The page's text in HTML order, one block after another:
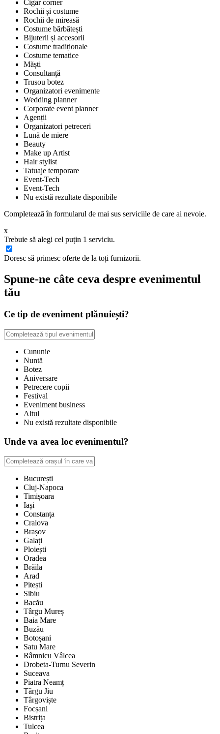
Cigar corner
Rochii și costume
Rochii de mireasă
Costume bărbătești
Bijuterii și accesorii
Costume tradiționale
Costume tematice
Măști
Consultanță
Trusou botez
Organizatori evenimente
Wedding planner
Corporate event planner
Agenții
Organizatori petreceri
Lună de miere
Beauty
Make up Artist
Hair stylist
Tatuaje temporare
Event-Tech
Event-Tech
Nu există rezultate disponibile
Completează în formularul de mai sus serviciile de care ai nevoie.
x
Trebuie să alegi cel puțin 1 serviciu.
Doresc să primesc oferte de la toți furnizorii.
Spune-ne câte ceva despre evenimentul
tău
Ce tip de eveniment plănuiești?
Cununie
Nuntă
Botez
Aniversare
Petrecere copii
Festival
Eveniment business
Altul
Nu există rezultate disponibile
Unde va avea loc evenimentul?
București
Cluj-Napoca
Timișoara
Iași
Constanța
Craiova
Brașov
Galați
Ploiești
Oradea
Brăila
Arad
Pitești
Sibiu
Bacău
Târgu Mureș
Baia Mare
Buzău
Botoșani
Satu Mare
Râmnicu Vâlcea
Drobeta-Turnu Severin
Suceava
Piatra Neamț
Târgu Jiu
Târgoviște
Focșani
Bistrița
Tulcea